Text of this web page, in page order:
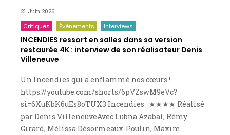
21 Juin 2026
Critiques Événements Interviews
INCENDIES ressort en salles dans sa version
restaurée 4K : interview de son réalisateur Denis
Villeneuve
Un Incendies qui a enflammé nos cœurs !
https://youtube.com/shorts/6pVZswM9eVc?
si=6XuKbK6uEs8oTUX3 Incendies ★★★★ Réalisé
par Denis VilleneuveAvec Lubna Azabal, Rémy
Girard, Mélissa Désormeaux-Poulin, Maxim